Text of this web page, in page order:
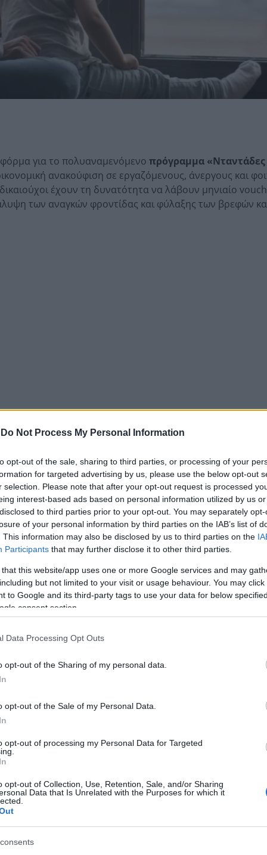
Do Not Process My Personal Information
opt-out of the sale, sharing to third parties, or processing of your
for targeted advertising by us, please use the below opt-out
selection. Please note that after your opt-out request is processed
interest-based ads based on personal information utilized by us
to third parties prior to your opt-out. You may separately
of your personal information by third parties on the IAB’s list of
This information may also be disclosed by us to third parties on the
Participants that may further disclose it to other third parties.
that this website/app uses one or more Google services and may
but not limited to your visit or usage behaviour. You may
to Google and its third-party tags to use your data for below
consent section.
Data Processing Opt Outs
opt-out of the Sharing of my personal data.
opt-out of the Sale of my Personal Data.
opt-out of processing my Personal Data for Targeted
opt-out of Collection, Use, Retention, Sale, and/or Sharing
Data that Is Unrelated with the Purposes for which it
για το πολυαναμενόμενοπρόγραμμα «Νταντάδες
ανακούφιση σε εργαζόμενους, άνεργους και
έχουν τη δυνατότητα να λάβουν μηνιαίο
των αναγκών φροντίδας και φύλαξης των βρεφών
αποκλειστικά ψηφιακά μέσω της πύλης
να εισέρχονται στο σύστημα χρησιμοποιώντας τους
ύψος της ενίσχυσης
στηρίξει οικογένειες με παιδιά ηλικίαςαπό δύο μηνών
ότι οι γονείς εργάζονται (στον ιδιωτικό ή δημόσιο
αναζητούν ενεργά εργασία ή σπουδάζουν.
ανάλογα με τον τύπο της απασχόλησης
απασχόλησης.
απασχόλησης.